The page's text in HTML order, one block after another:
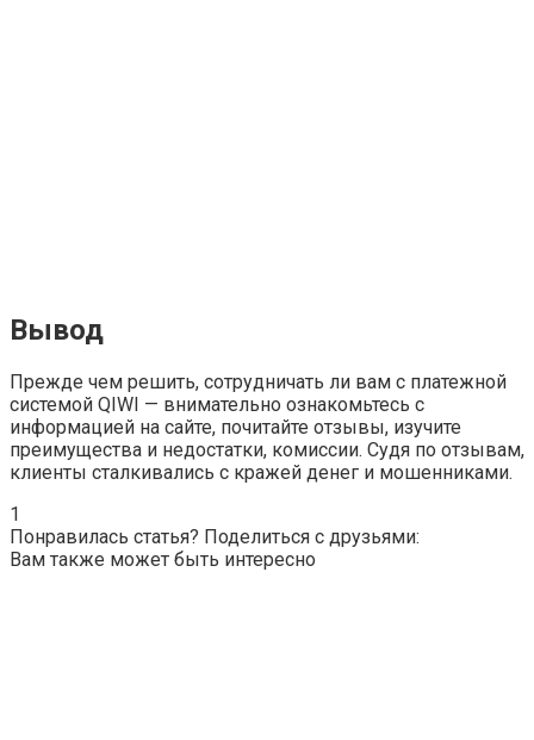
Вывод
Прежде чем решить, сотрудничать ли вам с платежной
системой QIWI — внимательно ознакомьтесь с
информацией на сайте, почитайте отзывы, изучите
преимущества и недостатки, комиссии. Судя по отзывам,
клиенты сталкивались с кражей денег и мошенниками.
1
Понравилась статья? Поделиться с друзьями:
Вам также может быть интересно